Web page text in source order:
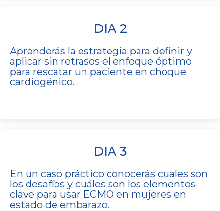
DIA 2
Aprenderás la estrategia para definir y
aplicar sin retrasos el enfoque óptimo
para rescatar un paciente en choque
cardiogénico.
DIA 3
En un caso práctico conocerás cuales son
los desafíos y cuáles son los elementos
clave para usar ECMO en mujeres en
estado de embarazo.